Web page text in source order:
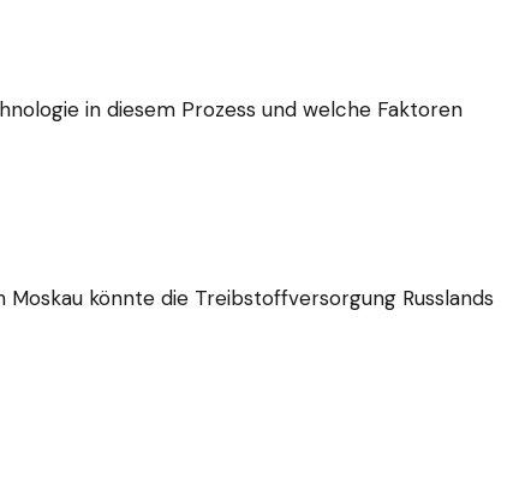
in diesem Prozess und welche Faktoren
könnte die Treibstoffversorgung Russlands